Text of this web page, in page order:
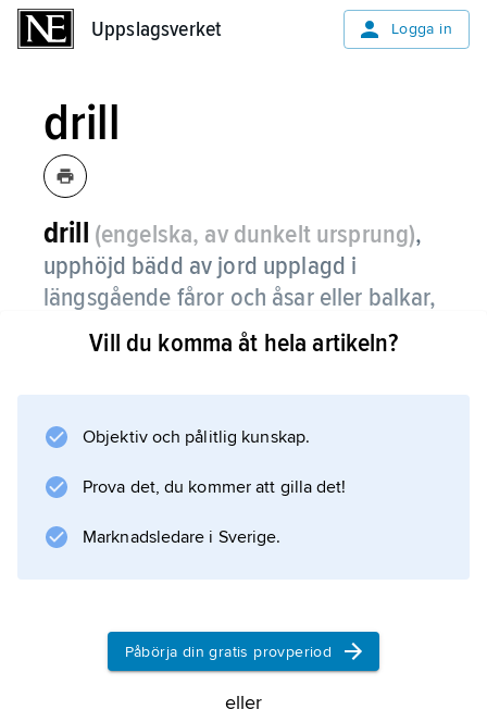
Uppslagsverket Logga in
drill
drill (engelska, av dunkelt ursprung),
upphöjd bädd av jord upplagd i
längsgående fåror och åsar eller balkar,
vilket ger en varm och väldränerad
såbädd.
Drilluppläggning förekommer också i
kupning
.
Information om artikeln
Vill du komma åt hela artikeln?
Objektiv och pålitlig kunskap.
Prova det, du kommer att gilla det!
Marknadsledare i Sverige.
Påbörja din gratis provperiod
eller